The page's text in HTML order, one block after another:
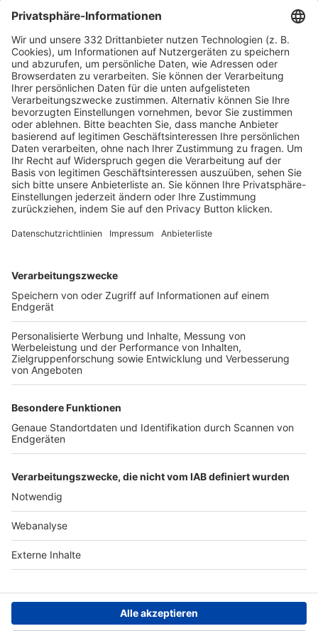
HÄUFIG BESUCHTE SEITEN
Pässe und Vereinswechsel
Trainerausbildung
Schulungsangebot Vereinsmitarbeiter
BFV-Geschäftsstellen
Trainerbörse
Login SpielPlus
FOLGE DEM BFV
TOP-VEREINE
TOP-PARTNER
Nutzungsbedingungen Datenschutz Impressum